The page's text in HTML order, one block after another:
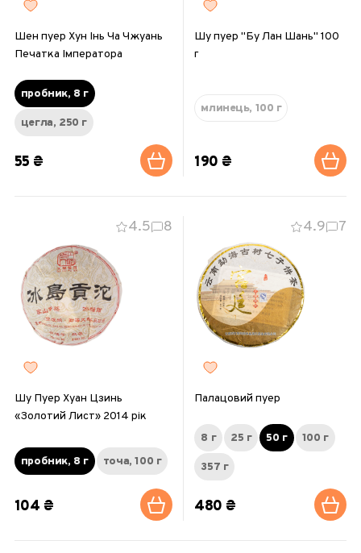
Шен пуер Хун Інь Ча Чжуань
Печатка Імператора
пробник, 8 г
цегла, 250 г
55 ₴
Шу пуер "Бу Лан Шань" 100
г
млинець, 100 г
190 ₴
4.5 8
Шу Пуер Хуан Цзинь
«Золотий Лист» 2014 рік
пробник, 8 г точа, 100 г
104 ₴
4.9 7
Палацовий пуер
8 г 25 г 50 г 100 г
357 г
480 ₴